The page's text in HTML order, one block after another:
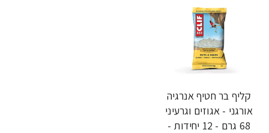
קליף בר חטיף אנרגיה
אורגני - אגוזים וגרעיני
68 גרם - 12 יחידות -